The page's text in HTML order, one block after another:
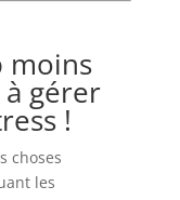
moins
gérer
!
choses
les